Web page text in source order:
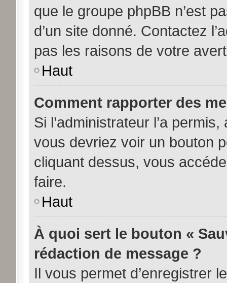
que le groupe phpBB n’est
d’un site donné. Contactez
pas les raisons de votre
Haut
Comment rapporter des
Si l’administrateur l’a
vous devriez voir un bouton
cliquant dessus, vous
faire.
Haut
À quoi sert le bouton «
rédaction de message ?
Il vous permet d’enregistrer